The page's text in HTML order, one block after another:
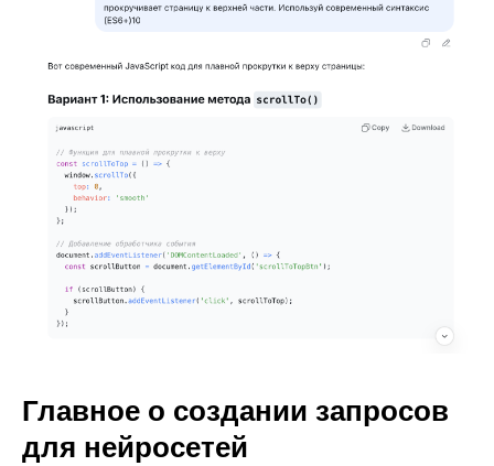
Главное о создании запросов
для нейросетей